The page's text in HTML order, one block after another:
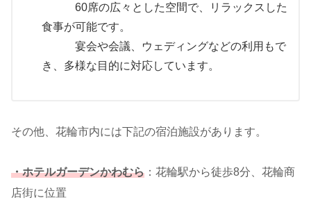
60席の広々とした空間で、リラックスした
食事が可能です。
宴会や会議、ウェディングなどの利用もで
き、多様な目的に対応しています。
その他、花輪市内には下記の宿泊施設があります。
・ホテルガーデンかわむら ：花輪駅から徒歩8分、花輪商
店街に位置